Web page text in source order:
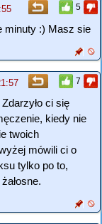
5
minuty :) Masz sie
7
ci się
kiedy nie
twoich
mówili ci o
tylko po to,